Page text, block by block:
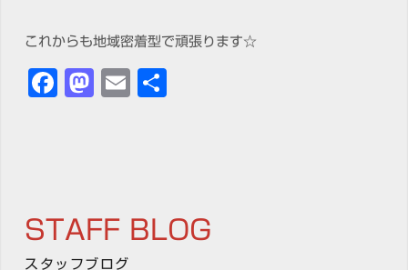
これからも地域密着型で頑張ります☆
Facebook
Mastodon
Email
STAFF BLOG
スタッフブログ